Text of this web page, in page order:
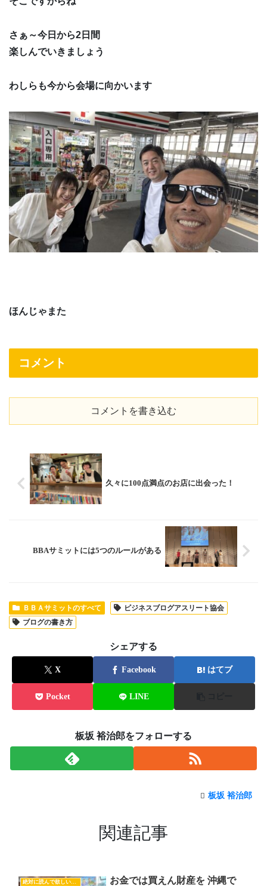
さぁ～今日から2日間
楽しんでいきましょう
わしらも今から会場に向かいます
ほんじゃまた
コメント
コメントを書き込む
久々に100点満点のお店に出会った！
BBAサミットには5つのルールがある
ＢＢＡサミットのすべて
ビジネスブログアスリート協会
ブログの書き方
シェアする
X Facebook はてブ
Pocket LINE
板坂 裕治郎をフォローする
板坂 裕治郎
関連記事
絶対に読んで欲しいオススメ記事
お金では買えん財産を 沖縄で